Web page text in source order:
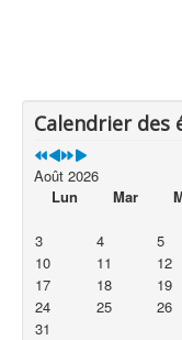
Calendrier des
Août 2026
Lun
Mar
3
4 5
10
11 12
17
18 19
24
25 26
31